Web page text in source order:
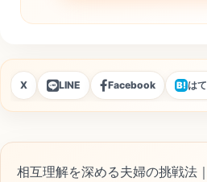
X LINE Facebook B!は
相互理解を深める夫婦の挑戦法